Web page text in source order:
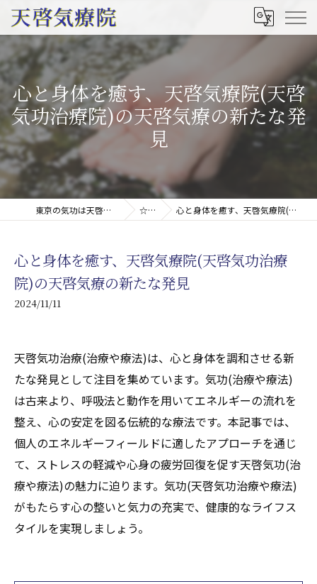
心と身体を癒す、天啓気療院(天啓
気功治療院)の天啓気療の新たな発
見
東京の気功は天啓気療院(天啓気功療法治療院) ☆コラム 心と身体を癒す、天啓気療院(天啓気功治療院)の天啓気療の新たな発見
心と身体を癒す、天啓気療院(天啓気功治療
院)の天啓気療の新たな発見
2024/11/11
天啓気功治療(治療や療法)は、心と身体を調和させる新
たな発見として注目を集めています。気功(治療や療法)
は古来より、呼吸法と動作を用いてエネルギーの流れを
整え、心の安定を図る伝統的な療法です。本記事では、
個人のエネルギーフィールドに適したアプローチを通じ
て、ストレスの軽減や心身の疲労回復を促す天啓気功(治
療や療法)の魅力に迫ります。気功(天啓気功治療や療法)
がもたらす心の整いと気力の充実で、健康的なライフス
タイルを実現しましょう。